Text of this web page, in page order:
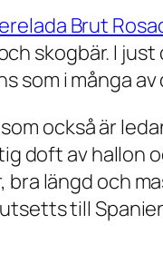
Brut
skogbär. I
som i många av
också är
doft av hallon
längd och
till